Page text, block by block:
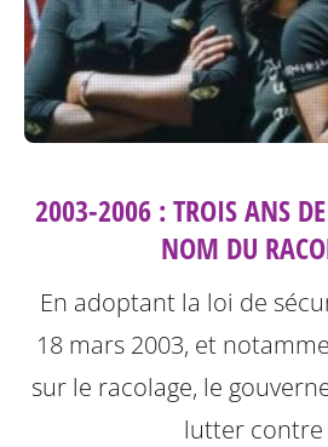
2003-2006 : TROIS ANS
NOM DU
En adoptant la loi de
18 mars 2003, et
sur le racolage, le
lutter contre